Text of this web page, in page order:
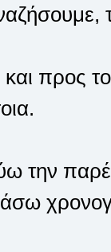
και προς
την